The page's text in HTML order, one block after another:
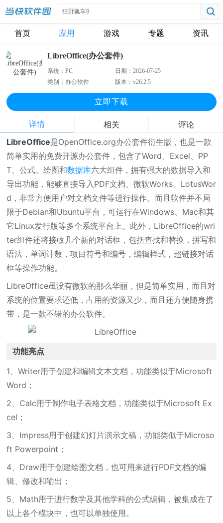
首页 应用 游戏 专题 资讯
LibreOffice(办公套件)
系统：PC 日期：2026-07-25
类别： 办公软件 版本：v26.2.5
立即下载
详情 相关 评论
LibreOffice是OpenOffice.org办公套件衍生版，也是一款
简单实用的免费开源办公套件，包含了Word、Excel、PP
T、公式、绘图和数据库六大组件，拥有强大的数据导入和
导出功能，能够直接导入PDF文档、微软Works、LotusWor
d，非常方便用户对文档文件等进行操作。而且软件并不局
限于Debian和Ubuntu平台，可运行在Windows、Mac和其
它Linux发行版等多个系统平台上。此外，LibreOffice的wri
ter组件还将接收几个新的对话框，包括查找和替换，拼写和
语法，单词计数，项目符号和编号，编辑样式，超链接对话
框等操作功能。
LibreOffice虽没有微软的那么华丽，但是简单实用，而且对
系统的位置要求还低，占用的资源又少，而且还方便随身携
带，是一款不错的办公软件。
功能亮点
1、Writer用于创建和编辑文本文档，功能类似于Microsoft
Word；
2、Calc用于制作电子表格文档，功能类似于Microsoft Ex
cel；
3、Impress用于创建幻灯片演示文稿，功能类似于Microso
ft Powerpoint；
4、Draw用于创建绘图文档，也可用来进行PDF文档的编
辑、修改和输出；
5、Math用于进行数学及其他学科的公式编辑，被集成在了
以上各个模块中，也可以单独使用。